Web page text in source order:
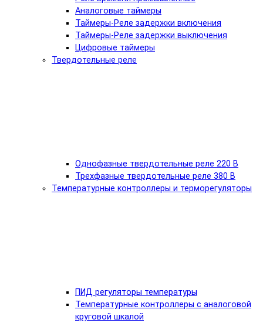
Аналоговые таймеры
Таймеры-Реле задержки включения
Таймеры-Реле задержки выключения
Цифровые таймеры
Твердотельные реле
Однофазные твердотельные реле 220 В
Трехфазные твердотельные реле 380 В
Температурные контроллеры и терморегуляторы
ПИД регуляторы температуры
Температурные контроллеры с аналоговой
круговой шкалой